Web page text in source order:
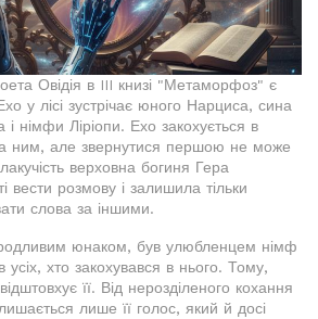
Овідія в III книзі "Метаморфоз" є
у лісі зустрічає юного Нарциса, сина
і німфи Ліріопи. Ехо закохується в
ним, але звернутися першою не може
верховна богиня Гера
вести розмову і залишила тільки
слова за іншими.
юнаком, був улюбленцем німф
усіх, хто закохувався в нього. Тому,
її. Від нерозділеного кохання
лише її голос, який й досі